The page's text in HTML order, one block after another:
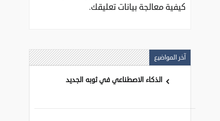
كيفية معالجة بيانات تعليقك.
آخر المواضيع
الذكاء الاصطناعي في ثوبه الجديد